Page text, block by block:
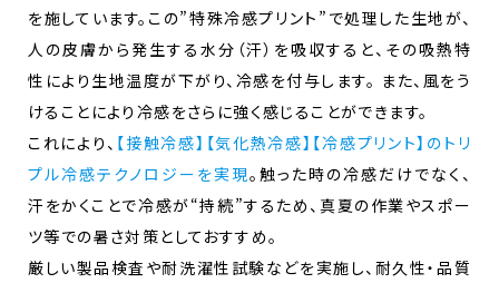
を施しています。この”特殊冷感プリント”で処理した生地が、
人の皮膚から発生する水分（汗）を吸収すると、その吸熱特
性により生地温度が下がり、冷感を付与します。 また、風をう
けることにより冷感をさらに強く感じることができます。
これにより、 【接触冷感】【気化熱冷感】【冷感プリント】のトリ
プル冷感テクノロジーを実現。触った時の冷感だけでなく、
汗をかくことで冷感が“持続”するため、真夏の作業やスポー
ツ等での暑さ対策としておすすめ。
厳しい製品検査や耐洗濯性試験などを実施し、耐久性・品質